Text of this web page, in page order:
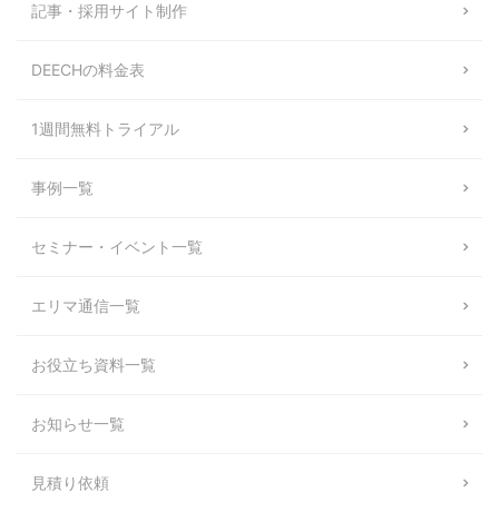
記事・採用サイト制作
DEECHの料金表
1週間無料トライアル
事例一覧
セミナー・イベント一覧
エリマ通信一覧
お役立ち資料一覧
お知らせ一覧
見積り依頼